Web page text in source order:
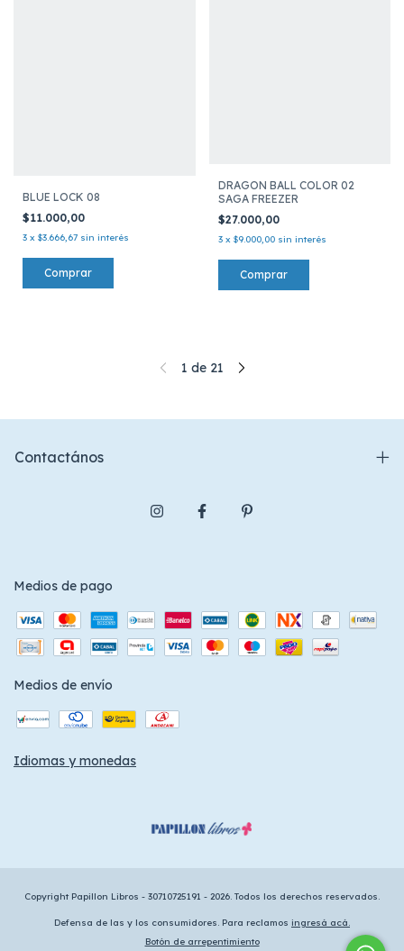
BLUE LOCK 08
$11.000,00
3 x $3.666,67 sin interés
DRAGON BALL COLOR 02
SAGA FREEZER
$27.000,00
3 x $9.000,00 sin interés
1 de 21
Contactános
Medios de pago
Medios de envío
Idiomas y monedas
Copyright Papillon Libros - 30710725191 - 2026. Todos los derechos reservados.
Defensa de las y los consumidores. Para reclamos ingresá acá.
Botón de arrepentimiento